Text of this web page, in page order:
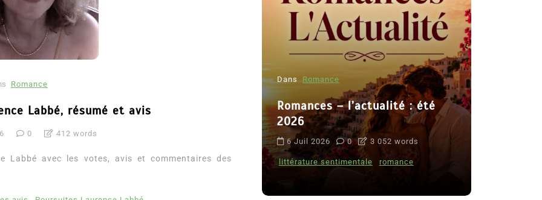
Romance
Labbé, résumé et avis
0 412 words
Labbé avec les votes, avis et commentaires des
Dans Thriller
Le coupable n’est pas Camille
de Clara Delcourt
Dans Romance
Romances – l’actualité : été
2026
6 Juil 2026 0 3 052 words
littérature sentimentale romance